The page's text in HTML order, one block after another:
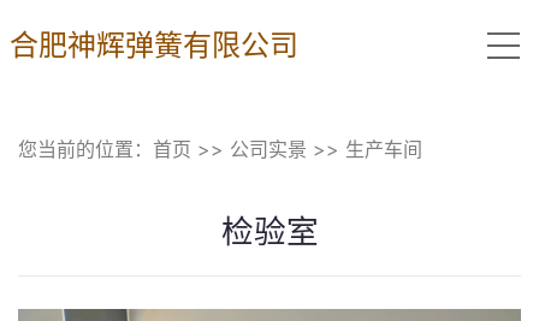
合肥神辉弹簧有限公司
您当前的位置： 首页 >> 公司实景 >> 生产车间
检验室